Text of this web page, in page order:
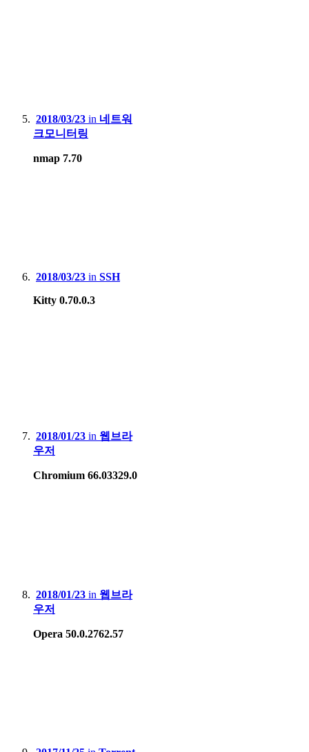
2018/03/23 in 네트워
크모니터링
nmap 7.70
2018/03/23 in SSH
Kitty 0.70.0.3
2018/01/23 in 웹브라
우저
Chromium 66.03329.0
2018/01/23 in 웹브라
우저
Opera 50.0.2762.57